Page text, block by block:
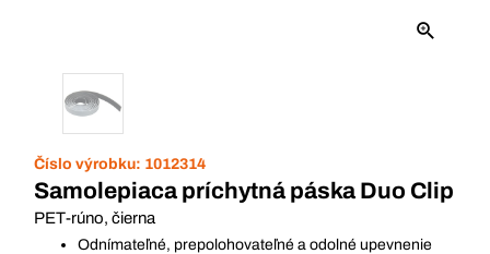
Číslo výrobku: 1012314
Samolepiaca príchytná páska Duo Clip
PET-rúno, čierna
Odnímateľné, prepolohovateľné a odolné upevnenie